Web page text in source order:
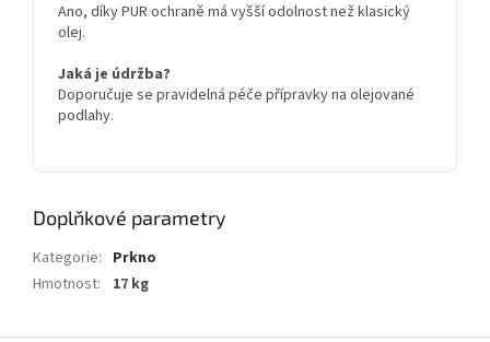
Ano, díky PUR ochraně má vyšší odolnost než klasický
olej.
Jaká je údržba?
Doporučuje se pravidelná péče přípravky na olejované
podlahy.
Doplňkové parametry
Kategorie: Prkno
Hmotnost: 17 kg